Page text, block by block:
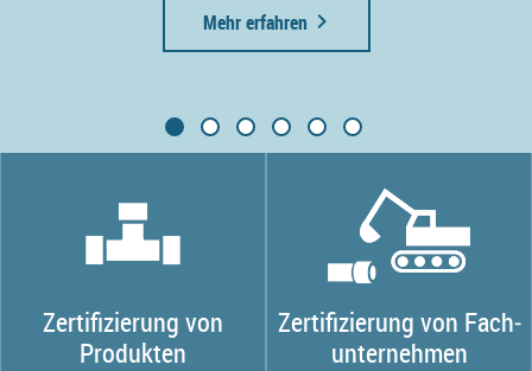
Mehr erfahren
Zertifizierung von
Produkten
Zertifizierung von Fach­
unter­nehmen